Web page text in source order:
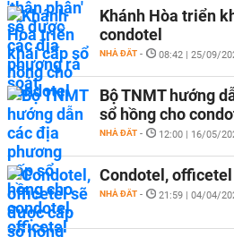
Khánh Hòa triển
condotel
NHÀ ĐẤT - 08:42 | 25/09/
Bộ TNMT hướng
sổ hồng cho
NHÀ ĐẤT - 12:00 | 16/05/
Condotel,
NHÀ ĐẤT - 21:59 | 04/04/